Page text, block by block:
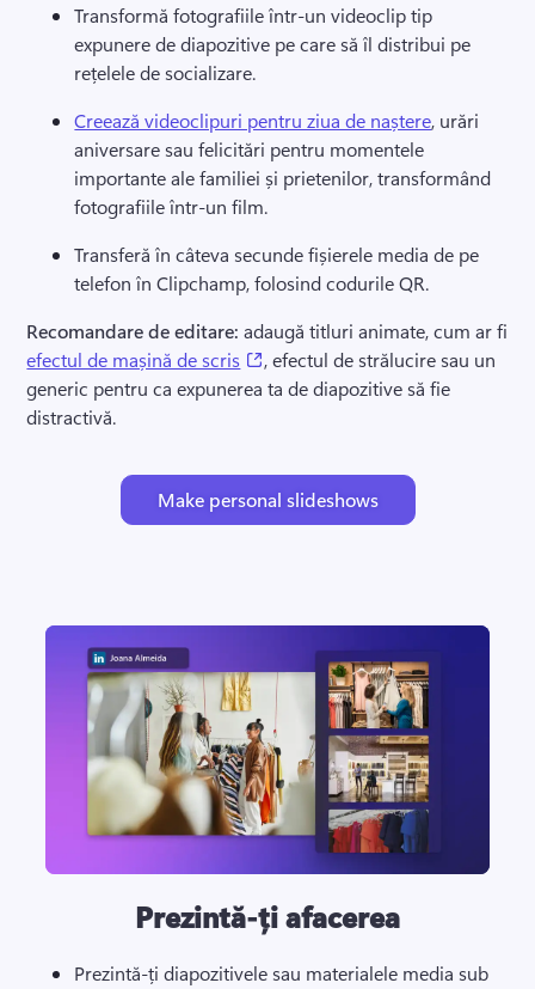
Transformă fotografiile într-un videoclip tip
expunere de diapozitive pe care să îl distribui pe
rețelele de socializare.
Creează videoclipuri pentru ziua de naștere, urări
aniversare sau felicitări pentru momentele
importante ale familiei și prietenilor, transformând
fotografiile într-un film.
Transferă în câteva secunde fișierele media de pe
telefon în Clipchamp, folosind codurile QR.
Recomandare de editare:
efectul de mașină de scris
(opens in a new tab)
, efectul de strălucire sau un
generic pentru ca expunerea ta de diapozitive să fie
distractivă.
Make personal slideshows
Prezintă-ți afacerea
Prezintă-ți diapozitivele sau materialele media sub